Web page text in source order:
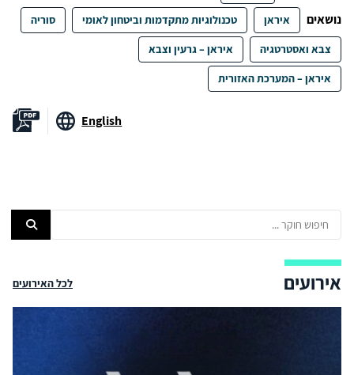
נושאים איראן טכנולוגיות מתקדמות וביטחון לאומי סוריה
צבא ואסטרטגיה איראן – גרעין וצבא
איראן – המערכת האזורית
English
אירועים לכל האירועים